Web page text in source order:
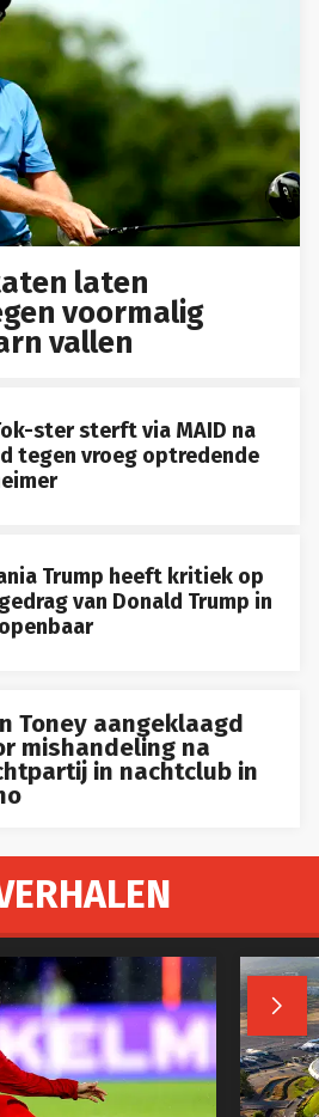
laten
voormalig
vallen
ster sterft via MAID na
tegen vroeg optredende
Trump heeft kritiek op
van Donald Trump in
Toney aangeklaagd
mishandeling na
in nachtclub in
